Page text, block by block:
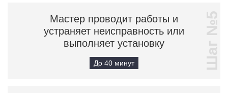
Мастер проводит работы и
устраняет неисправность или
выполняет установку
До 40 минут Шаг №5